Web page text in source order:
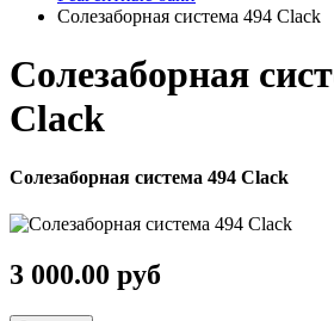
Солезаборная система 494 Clack
Солезаборная
Clack
Солезаборная система 494 Clack
3 000.00 руб